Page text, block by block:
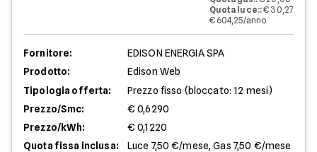
Quota luce::€ 30,27
€ 604,25/anno
Fornitore:
EDISON ENERGIA SPA
Prodotto:
Edison Web
Tipologia offerta:
Prezzo fisso (bloccato: 12 mesi)
Prezzo/Smc:
€ 0,6290
Prezzo/kWh:
€ 0,1220
Quota fissa inclusa:
Luce 7,50 €/mese, Gas 7,50 €/mese